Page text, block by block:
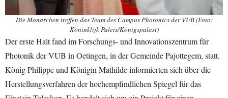
Die Monarchen treffen das Team des Campus Photonics der VUB (Foto:
Koninklijk Paleis/Königspalast)
Der erste Halt fand im Forschungs- und Innovationszentrum für
Photonik der VUB in Oetingen, in der Gemeinde Pajottegem, statt.
König Philippe und Königin Mathilde informierten sich über die
Herstellungsverfahren der hochempfindlichen Spiegel für das